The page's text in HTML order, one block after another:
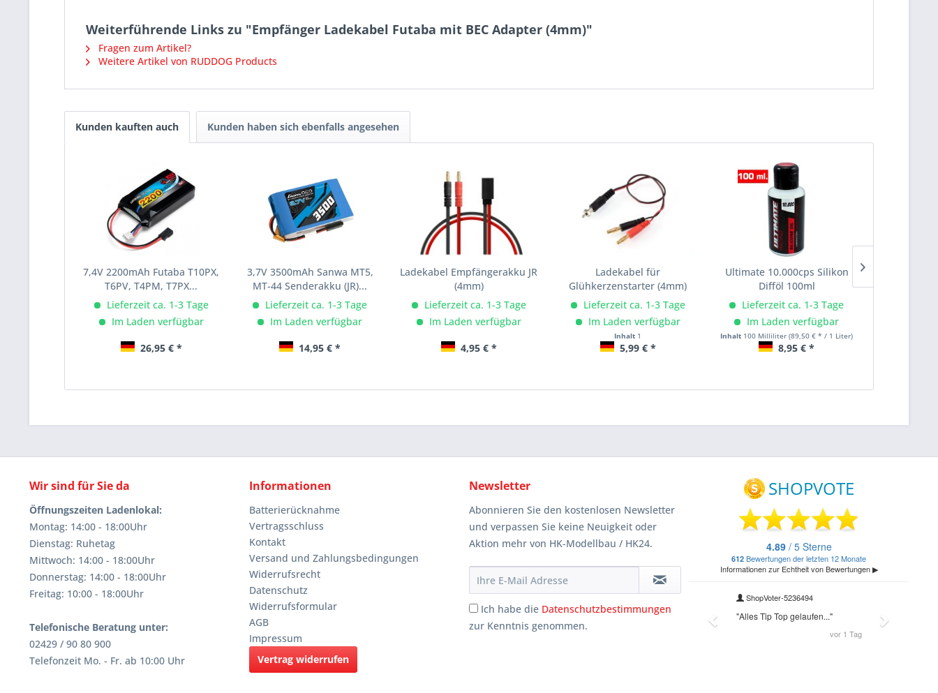
Weiterführende Links zu "Empfänger Ladekabel Futaba mit BEC Adapter (4mm)"
Fragen zum Artikel?
Weitere Artikel von RUDDOG Products
Kunden kauften auch Kunden haben sich ebenfalls angesehen
7,4V 2200mAh Futaba T10PX,
T6PV, T4PM, T7PX...
Lieferzeit ca. 1-3 Tage
Im Laden verfügbar
26,95 € *
3,7V 3500mAh Sanwa MT5,
MT-44 Senderakku (JR)...
Lieferzeit ca. 1-3 Tage
Im Laden verfügbar
14,95 € *
Ladekabel Empfängerakku JR
(4mm)
Lieferzeit ca. 1-3 Tage
Im Laden verfügbar
4,95 € *
Ladekabel für
Glühkerzenstarter (4mm)
Lieferzeit ca. 1-3 Tage
Im Laden verfügbar
Inhalt 1
5,99 € *
Ultimate 10.000cps Silikon
Difföl 100ml
Lieferzeit ca. 1-3 Tage
Im Laden verfügbar
Inhalt 100 Milliliter(89,50 € * / 1 Liter)
8,95 € *
Wir sind für Sie da
Öffnungszeiten Ladenlokal:
Montag: 14:00 - 18:00Uhr
Dienstag: Ruhetag
Mittwoch: 14:00 - 18:00Uhr
Donnerstag: 14:00 - 18:00Uhr
Freitag: 10:00 - 18:00Uhr
Telefonische Beratung unter:
02429 / 90 80 900
Telefonzeit Mo. - Fr. ab 10:00 Uhr
Informationen
Batterierücknahme
Vertragsschluss
Kontakt
Versand und Zahlungsbedingungen
Widerrufsrecht
Datenschutz
Widerrufsformular
AGB
Impressum
Vertrag widerrufen
Newsletter
Abonnieren Sie den kostenlosen Newsletter
und verpassen Sie keine Neuigkeit oder
Aktion mehr von HK-Modellbau / HK24.
Ich habe die Datenschutzbestimmungen
zur Kenntnis genommen.